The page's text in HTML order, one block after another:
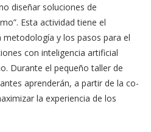
diseñar soluciones de
Esta actividad tiene el
y los pasos para el
con inteligencia artificial
Durante el pequeño taller de
aprenderán, a partir de la co-
la experiencia de los